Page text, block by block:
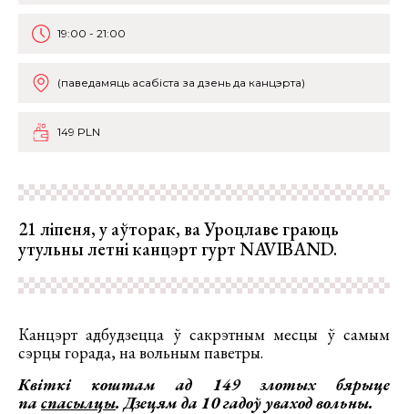
19:00 - 21:00
(паведамяць асабіста за дзень да канцэрта)
149 PLN
21 ліпеня, у аўторак, ва Уроцлаве граюць
утульны летні канцэрт гурт NAVIBAND.
Канцэрт адбудзецца ў сакрэтным месцы ў самым
сэрцы горада, на вольным паветры.
Квіткі коштам ад 149 злотых бярыце
па спасылцы. Дзецям да 10 гадоў уваход вольны.